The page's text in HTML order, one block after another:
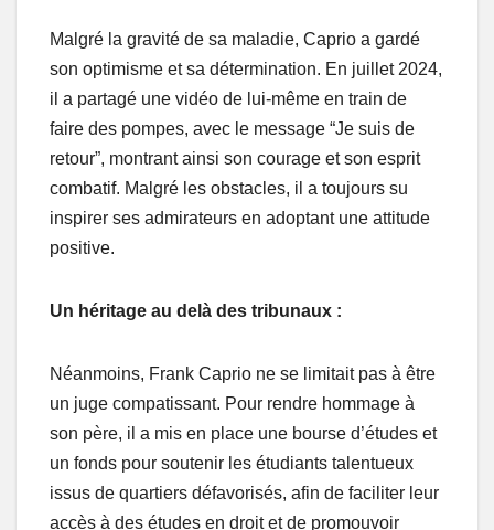
Malgré la gravité de sa maladie, Caprio a gardé
son optimisme et sa détermination. En juillet 2024,
il a partagé une vidéo de lui-même en train de
faire des pompes, avec le message “Je suis de
retour”, montrant ainsi son courage et son esprit
combatif. Malgré les obstacles, il a toujours su
inspirer ses admirateurs en adoptant une attitude
positive.
Un héritage au delà des tribunaux :
Néanmoins, Frank Caprio ne se limitait pas à être
un juge compatissant. Pour rendre hommage à
son père, il a mis en place une bourse d’études et
un fonds pour soutenir les étudiants talentueux
issus de quartiers défavorisés, afin de faciliter leur
accès à des études en droit et de promouvoir